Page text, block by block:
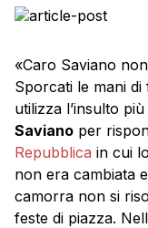
camorra non si
«Caro Saviano
Sporcati le mani di
utilizza l’insulto
Saviano per
Repubblica in cui
non era cambiata
camorra non si
feste di piazza.